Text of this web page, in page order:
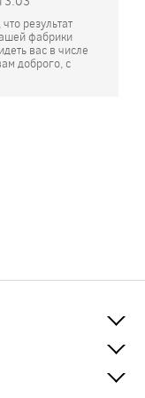
результат
фабрики
вас в числе
доброго, с